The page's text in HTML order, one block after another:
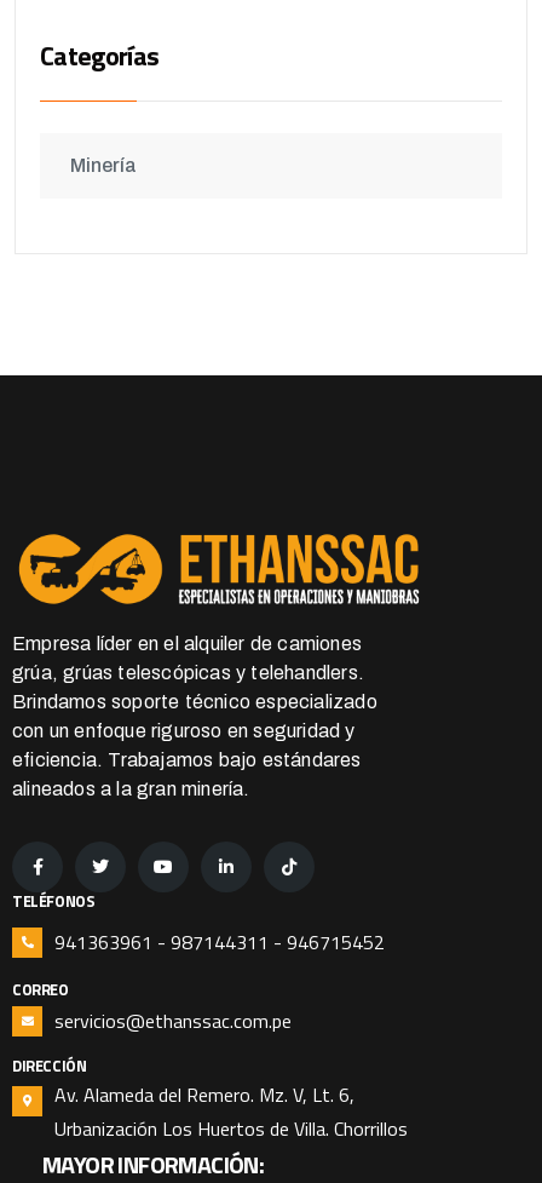
Categorías
Minería
Empresa líder en el alquiler de camiones
grúa, grúas telescópicas y telehandlers.
Brindamos soporte técnico especializado
con un enfoque riguroso en seguridad y
eficiencia. Trabajamos bajo estándares
alineados a la gran minería.
TELÉFONOS
941363961 - 987144311 - 946715452
CORREO
servicios@ethanssac.com.pe
DIRECCIÓN
Av. Alameda del Remero. Mz. V, Lt. 6,
Urbanización Los Huertos de Villa. Chorrillos
MAYOR INFORMACIÓN: